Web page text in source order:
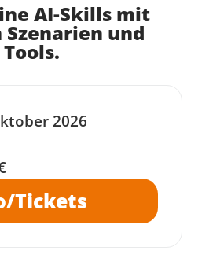
AI-Skills mit
und
2026
Tickets